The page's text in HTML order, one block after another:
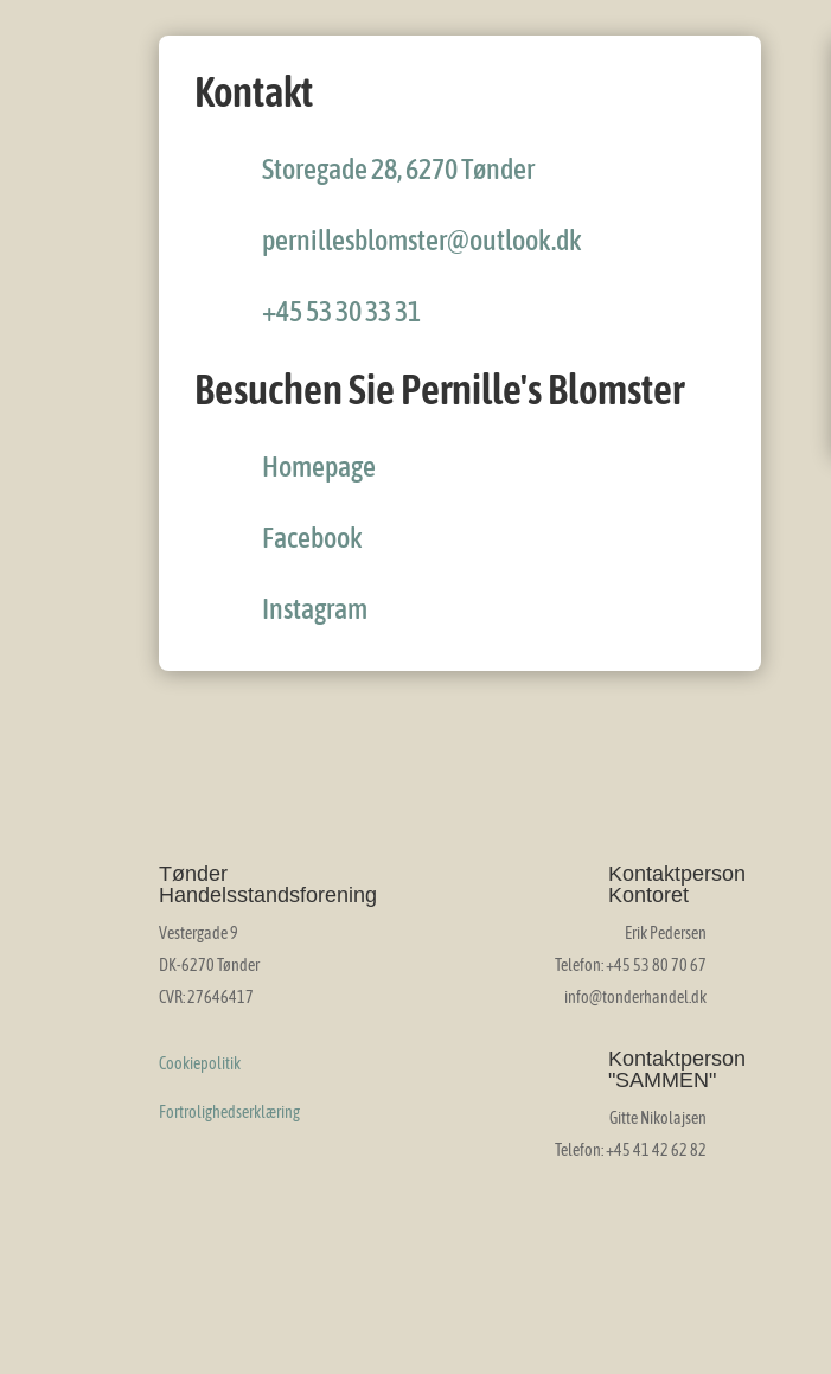
Kontakt
Storegade 28, 6270 Tønder
pernillesblomster@outlook.dk
+45 53 30 33 31
Besuchen Sie Pernille's Blomster
Homepage
Facebook
Instagram
Tønder
Handelsstandsforening
Vestergade 9
DK-6270 Tønder
CVR: 27646417
Cookiepolitik
Fortrolighedserklæring
Kontaktperson
Kontoret
Erik Pedersen
Telefon: +45 53 80 70 67
info@tonderhandel.dk
Kontaktperson
"SAMMEN"
Gitte Nikolajsen
Telefon: +45 41 42 62 82